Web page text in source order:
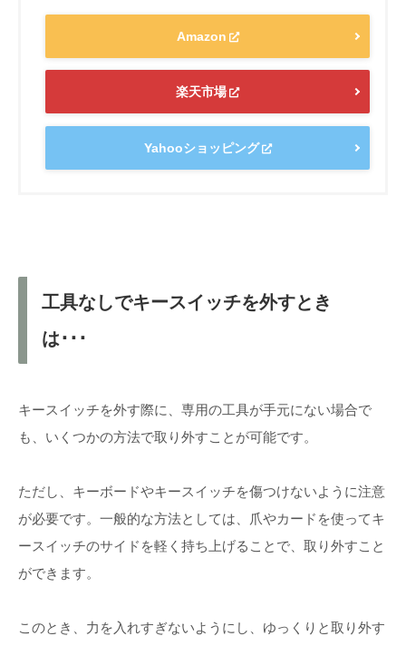
Amazon
楽天市場
Yahooショッピング
工具なしでキースイッチを外すとき
は･･･
キースイッチを外す際に、専用の工具が手元にない場合で
も、いくつかの方法で取り外すことが可能です。
ただし、キーボードやキースイッチを傷つけないように注意
が必要です。一般的な方法としては、爪やカードを使ってキ
ースイッチのサイドを軽く持ち上げることで、取り外すこと
ができます。
このとき、力を入れすぎないようにし、ゆっくりと取り外す